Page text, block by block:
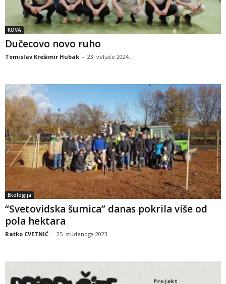
KOVA
Dučecovo novo ruho
Tomislav Krešimir Hubak - 23. veljače 2024.
Ekologija
“Svetovidska šumica” danas pokrila više od
pola hektara
Ratko CVETNIĆ - 25. studenoga 2023.